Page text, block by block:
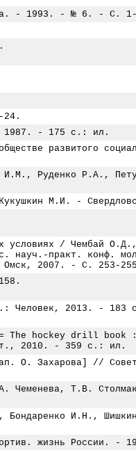
- 1993. - № 6. - С.
24.
1987. - 175 с.: ил.
развитого
И.М., Руденко Р.А.,
М.И. -
условиях / Чембай
науч.-практ. конф.
Омск, 2007. - С. 253-
Человек, 2013. - 183
= The hockey drill
2010. - 359 с.: ил.
О. Захарова] //
Чеменева, Т.В.
Бондаренко И.Н.,
жизнь России.